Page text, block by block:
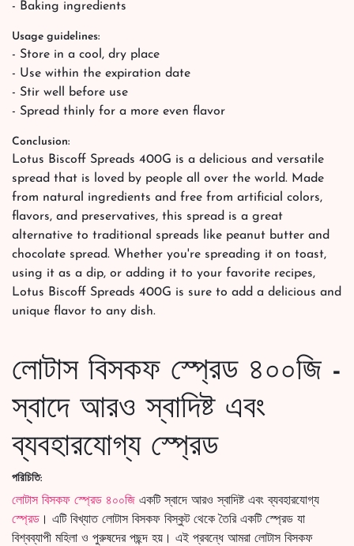
- Baking ingredients
Usage guidelines:
- Store in a cool, dry place
- Use within the expiration date
- Stir well before use
- Spread thinly for a more even flavor
Conclusion:
Lotus Biscoff Spreads 400G is a delicious and versatile
spread that is loved by people all over the world. Made
from natural ingredients and free from artificial colors,
flavors, and preservatives, this spread is a great
alternative to traditional spreads like peanut butter and
chocolate spread. Whether you're spreading it on toast,
using it as a dip, or adding it to your favorite recipes,
Lotus Biscoff Spreads 400G is sure to add a delicious and
unique flavor to any dish.
লোটাস বিসকফ স্প্রেড ৪০০জি -
স্বাদে আরও স্বাদিষ্ট এবং
ব্যবহারযোগ্য স্প্রেড
পরিচিতি:
লোটাস বিসকফ স্প্রেড ৪০০জি একটি স্বাদে আরও স্বাদিষ্ট এবং ব্যবহারযোগ্য
স্প্রেড । এটি বিখ্যাত লোটাস বিসকফ বিস্কুট থেকে তৈরি একটি স্প্রেড যা
বিশ্বব্যাপী মহিলা ও পুরুষদের পছন্দ হয়। এই প্রবন্ধে আমরা লোটাস বিসকফ